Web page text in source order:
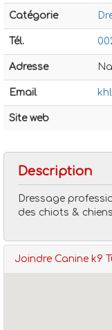
Dressage
Catégorie
Tél.
Adresse
Email
Site web
Description
Dressage
des chiots &
Joindre Canine k9